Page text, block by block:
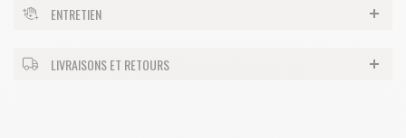
ENTRETIEN
LIVRAISONS ET RETOURS